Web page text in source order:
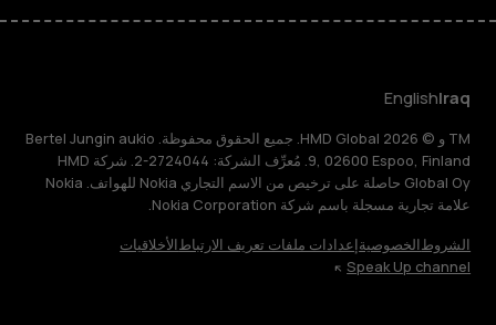
Iraq
English
TM و © 2026 HMD Global. جميع الحقوق محفوظة. Bertel Jungin aukio
9, 02600 Espoo, Finland. مُعرِّف الشركة: 2724044-2. شركة HMD
Global Oy حاصلة على ترخيص من الاسم التجاري Nokia للهواتف. Nokia
علامة تجارية مسجلة باسم شركة Nokia Corporation.
الشروطالخصوصيةإعدادات ملفات تعريف الارتباطالأخلاقيات
Speak Up channel